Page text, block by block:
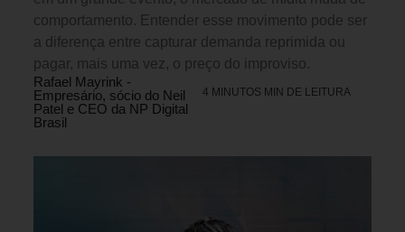
comportamento. Entender esse movimento pode ser
a diferença entre capturar demanda reprimida ou
pagar, mais uma vez, o preço do improviso.
Rafael Mayrink -
Empresário, sócio do Neil
Patel e CEO da NP Digital
Brasil
4 MINUTOS MIN DE LEITURA